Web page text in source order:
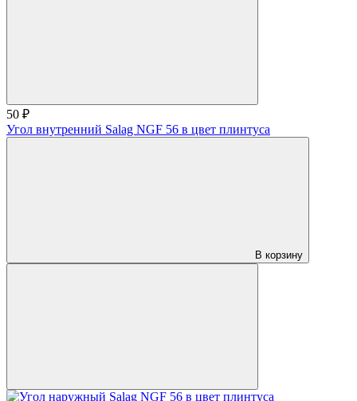
50 ₽
Угол внутренний Salag NGF 56 в цвет плинтуса
В корзину